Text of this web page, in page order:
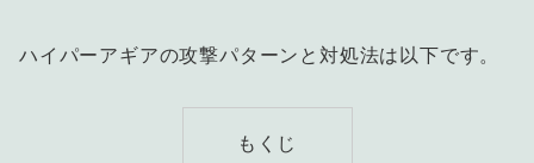
ハイパーアギアの攻撃パターンと対処法は以下です。
もくじ